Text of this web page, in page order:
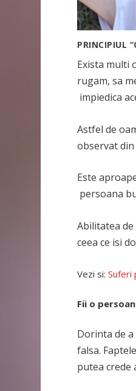
PRINCIPIUL
Exista multi
rugam, sa
impiedica
Astfel de
observat
Este
persoana
Abilitatea
ceea ce isi
Vezi si:Suferi
Fii o
Dorinta de
falsa.
putea crede